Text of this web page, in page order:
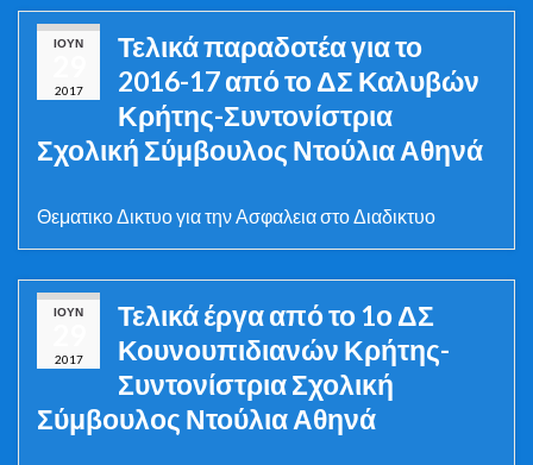
ΙΟΎΝ
2017
Τελικά παραδοτέα για το
2016-17 από το ΔΣ Καλυβών
Κρήτης-Συντονίστρια
Σχολική Σύμβουλος Ντούλια Αθηνά
Θεματικο Δικτυο για την Ασφαλεια στο Διαδικτυο
ΙΟΎΝ
2017
Τελικά έργα από το 1ο ΔΣ
Κουνουπιδιανών Κρήτης-
Συντονίστρια Σχολική
Σύμβουλος Ντούλια Αθηνά